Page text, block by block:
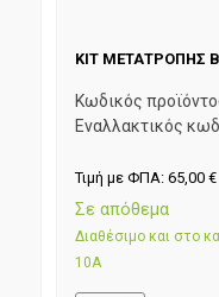
ΚΙΤ ΜΕΤΑΤΡΟΠΗΣ
Κωδικός
Εναλλακτικός
Τιμή με ΦΠΑ:65,00€
Σε απόθεμα
Διαθέσιμο και στο
10Α